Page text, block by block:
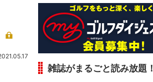
雑誌がまるごと読み放題！